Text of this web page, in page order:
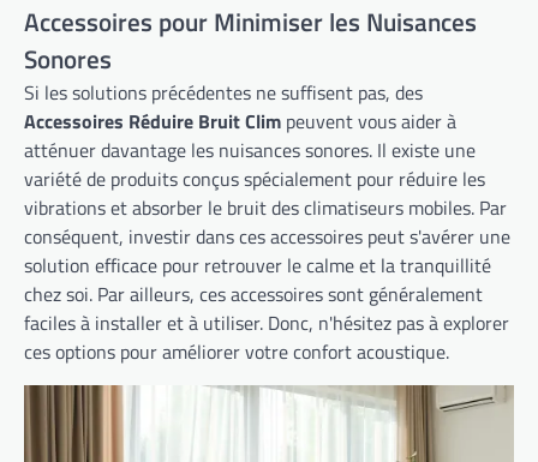
Accessoires pour Minimiser les Nuisances
Sonores
Si les solutions précédentes ne suffisent pas, des
Accessoires Réduire Bruit Clim peuvent vous aider à
atténuer davantage les nuisances sonores. Il existe une
variété de produits conçus spécialement pour réduire les
vibrations et absorber le bruit des climatiseurs mobiles. Par
conséquent, investir dans ces accessoires peut s'avérer une
solution efficace pour retrouver le calme et la tranquillité
chez soi. Par ailleurs, ces accessoires sont généralement
faciles à installer et à utiliser. Donc, n'hésitez pas à explorer
ces options pour améliorer votre confort acoustique.